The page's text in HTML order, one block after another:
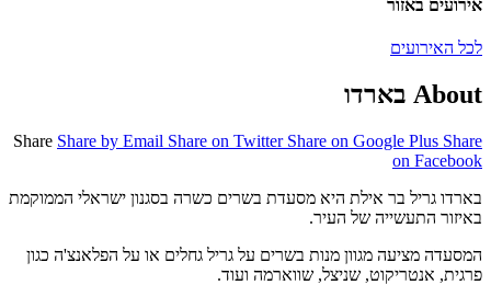
אירועים באזור
לכל האירועים
About בארדו
Share Share by Email Share on Twitter Share on Google Plus Share
on Facebook
בארדו גריל בר אילת היא מסעדת בשרים כשרה בסגנון ישראלי הממוקמת
באיזור התעשייה של העיר.
המסעדה מציעה מגוון מנות בשרים על גריל גחלים או על הפלאנצ'ה כגון
פרגית, אנטריקוט, שניצל, שווארמה ועוד.